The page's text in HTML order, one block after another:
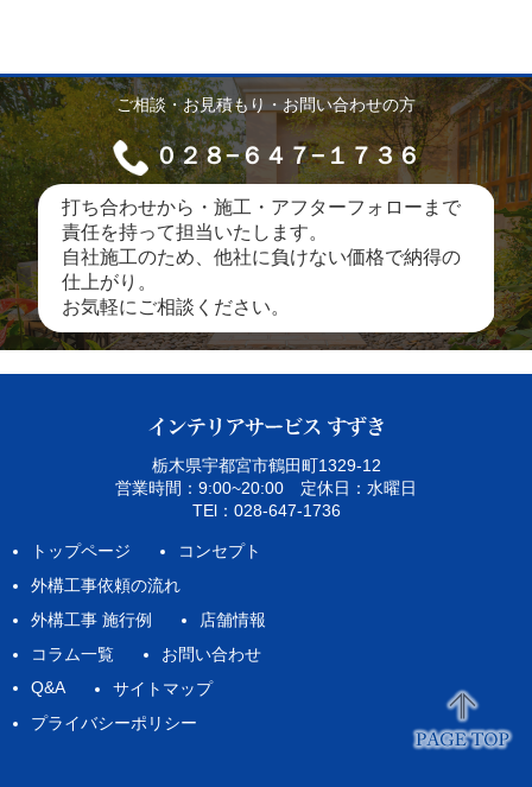
ご相談・お見積もり・お問い合わせの方
０２８−６４７−１７３６
打ち合わせから・施工・アフターフォローまで
責任を持って担当いたします。
自社施工のため、他社に負けない価格で納得の
仕上がり。
お気軽にご相談ください。
栃木県宇都宮市鶴田町1329‐12
営業時間：9:00~20:00 定休日：水曜日
TEl：028-647-1736
トップページ
コンセプト
外構工事依頼の流れ
外構工事 施行例
店舗情報
コラム一覧
お問い合わせ
Q&A
サイトマップ
プライバシーポリシー